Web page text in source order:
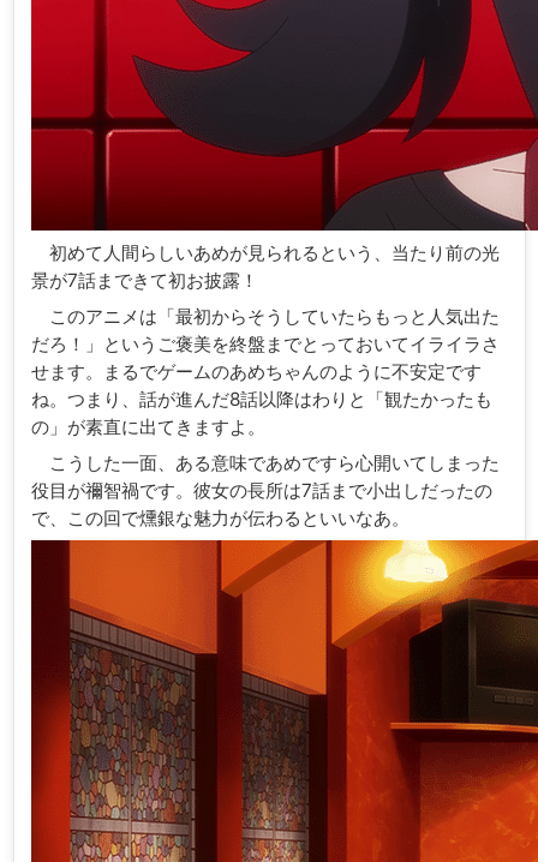
初めて人間らしいあめが見られるという、当たり前の光
景が7話まできて初お披露！
このアニメは「最初からそうしていたらもっと人気出た
だろ！」というご褒美を終盤までとっておいてイライラさ
せます。まるでゲームのあめちゃんのように不安定です
ね。つまり、話が進んだ8話以降はわりと「観たかったも
の」が素直に出てきますよ。
こうした一面、ある意味であめですら心開いてしまった
役目が禰智禍です。彼女の長所は7話まで小出しだったの
で、この回で燻銀な魅力が伝わるといいなあ。